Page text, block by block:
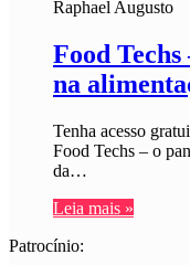
Raphael Augusto
Food
na
Tenha acesso
Food Techs – o
da…
Leia mais »
Patrocínio: